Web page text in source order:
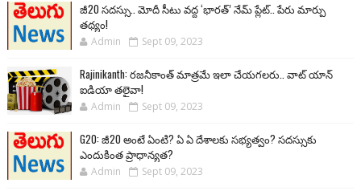
జీ20 సదస్సు.. మోదీ సీటు వద్ద ‘భారత్’ నేమ్ ప్లేట్‌.. పేరు మార్పు
తథ్యం!
Admin Sept 09, 2023
Rajinikanth: రజనీకాంత్ మాత్రమే ఇలా చేయగలరు.. వాట్ యాన్
ఐడియా తలైవా!
Admin Sept 09, 2023
G20: జీ20 అంటే ఏంటి? ఏ ఏ దేశాలకు సభ్యత్వం? సదస్సుకు
ఎందుకింత ప్రాధాన్యత?
Admin Sept 09, 2023